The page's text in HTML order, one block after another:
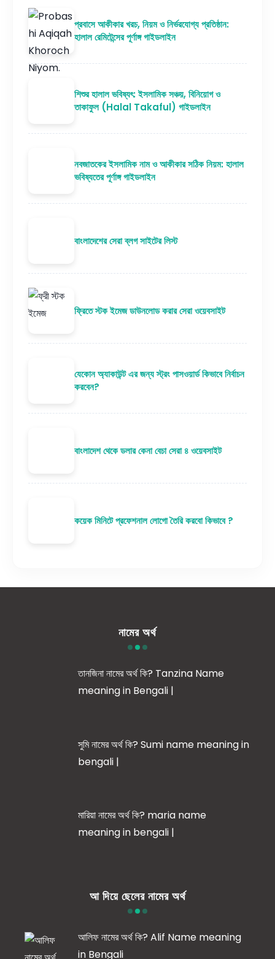
প্রবাসে আকীকার খরচ, নিয়ম ও নির্ভরযোগ্য প্রতিষ্ঠান:
হালাল রেমিটেন্সের পূর্ণাঙ্গ গাইডলাইন
শিশুর হালাল ভবিষ্যৎ: ইসলামিক সঞ্চয়, বিনিয়োগ ও
তাকাফুল (Halal Takaful) গাইডলাইন
নবজাতকের ইসলামিক নাম ও আকীকার সঠিক নিয়ম: হালাল
ভবিষ্যতের পূর্ণাঙ্গ গাইডলাইন
বাংলাদেশের সেরা ব্লগ সাইটের লিস্ট
ফ্রিতে স্টক ইমেজ ডাউনলোড করার সেরা ওয়েবসাইট
যেকোন অ্যাকাউন্ট এর জন্য স্ট্রং পাসওয়ার্ড কিভাবে নির্বাচন
করবেন?
বাংলাদেশ থেকে ডলার কেনা বেচা সেরা ৪ ওয়েবসাইট
কয়েক মিনিটে প্রফেশনাল লোগো তৈরি করবো কিভাবে ?
নামের অর্থ
তানজিনা নামের অর্থ কি? Tanzina Name
meaning in Bengali |
সুমি নামের অর্থ কি? Sumi name meaning in
bengali |
মারিয়া নামের অর্থ কি? maria name
meaning in bengali |
আ দিয়ে ছেলের নামের অর্থ
আলিফ নামের অর্থ কি? Alif Name meaning
in Bengali